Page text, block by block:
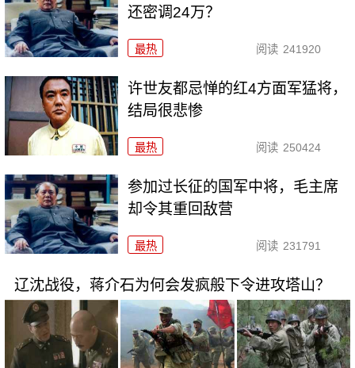
还密调24万？
最热 阅读 241920
许世友都忌惮的红4方面军猛将，
结局很悲惨
最热 阅读 250424
参加过长征的国军中将，毛主席
却令其重回敌营
最热 阅读 231791
辽沈战役，蒋介石为何会发疯般下令进攻塔山？